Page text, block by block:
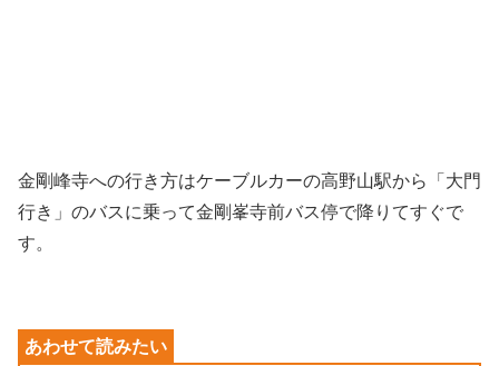
金剛峰寺への行き方はケーブルカーの高野山駅から「大門
行き」のバスに乗って金剛峯寺前バス停で降りてすぐで
す。